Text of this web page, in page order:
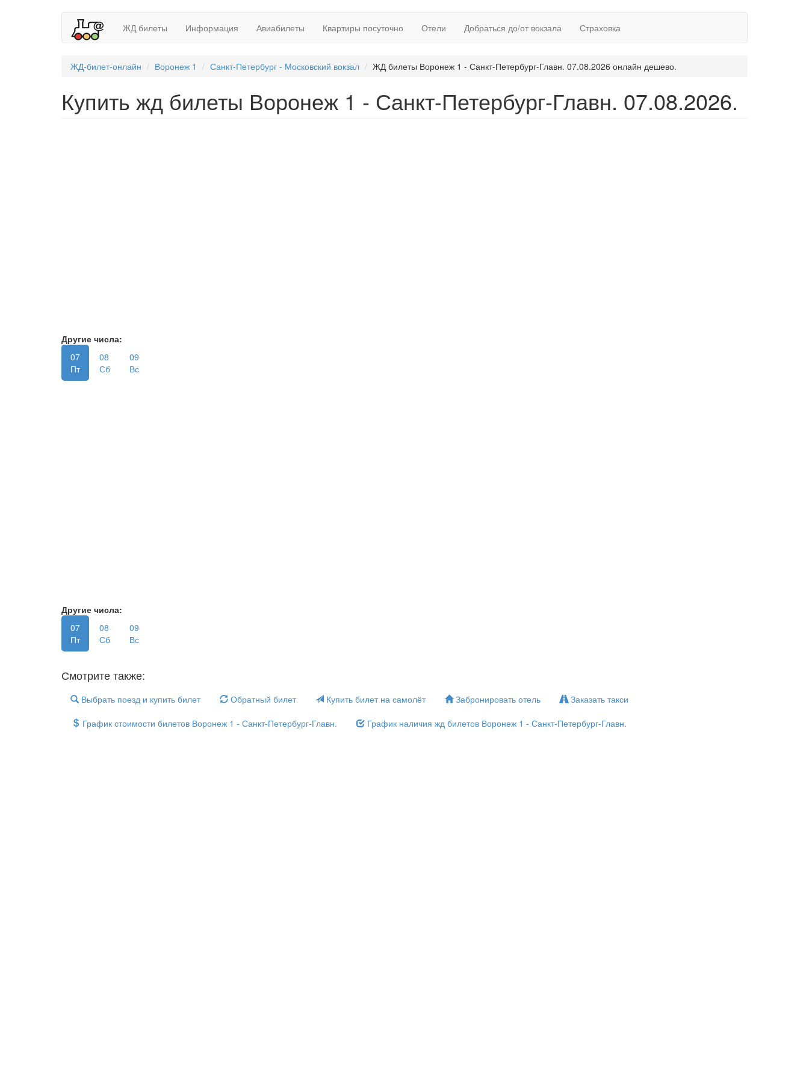
ЖД билеты Информация Авиабилеты Квартиры посуточно Отели Добраться до/от вокзала Страховка
ЖД-билет-онлайн Воронеж 1 Санкт-Петербург - Московский вокзал ЖД билеты Воронеж 1 - Санкт-Петербург-Главн. 07.08.2026 онлайн дешево.
Купить жд билеты Воронеж 1 - Санкт-Петербург-Главн. 07.08.2026.
Другие числа:
07
Пт
08
Сб
09
Вс
Другие числа:
07
Пт
08
Сб
09
Вс
Смотрите также:
Выбрать поезд и купить билет Обратный билет Купить билет на самолёт Забронировать отель
Заказать такси
График стоимости билетов Воронеж 1 - Санкт-Петербург-Главн.
График наличия жд билетов Воронеж 1 - Санкт-Петербург-Главн.